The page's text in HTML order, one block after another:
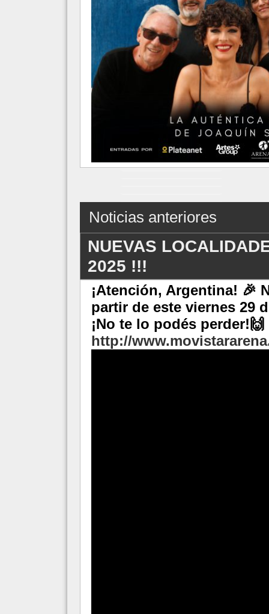
Noticias anteriores
NUEVAS
2025 !!!
¡Atención, Argentina! 🎉
partir de este viernes 29
¡No te lo podés
http://